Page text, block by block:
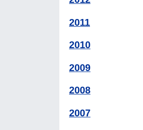
2011
2010
2009
2008
2007